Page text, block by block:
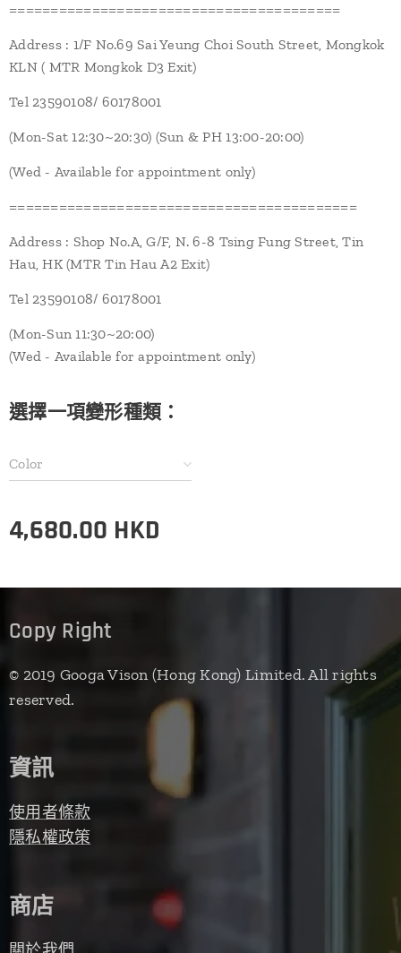
========================================
Address : 1/F No.69 Sai Yeung Choi South Street, Mongkok
KLN ( MTR Mongkok D3 Exit)
Tel 23590108/ 60178001
(Mon-Sat 12:30~20:30) (Sun & PH 13:00-20:00)
(Wed - Available for appointment only)
==========================================
Address : Shop No.A, G/F, N. 6-8 Tsing Fung Street, Tin
Hau, HK (MTR Tin Hau A2 Exit)
Tel 23590108/ 60178001
(Mon-Sun 11:30~20:00)
(Wed - Available for appointment only)
選擇一項變形種類：
Color
4,680.00 HKD
Copy Right
© 2019 Googa Vison (Hong Kong) Limited. All rights
reserved.
資訊
使用者條款
隱私權政策
商店